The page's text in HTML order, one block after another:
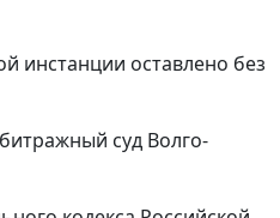
инстанции оставлено без
суд Волго-